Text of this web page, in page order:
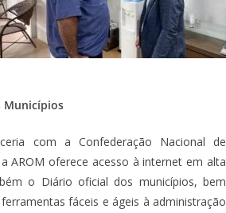
Municípios
com a Confederação Nacional de
AROM oferece acesso à internet em alta
o Diário oficial dos municípios, bem
fáceis e ágeis à administração